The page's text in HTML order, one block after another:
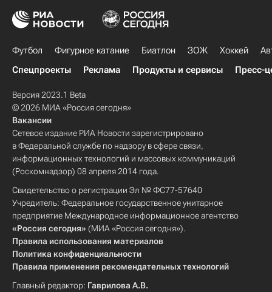
Футбол Фигурное катание Биатлон ЗОЖ Хоккей
Спецпроекты
Реклама Продукты и сервисы Пресс-
Версия 2023.1 Beta
© 2026 МИА «Россия сегодня»
Вакансии
Сетевое издание РИА Новости зарегистрировано
в Федеральной службе по надзору в сфере связи,
информационных технологий и массовых коммуникаций
(Роскомнадзор) 08 апреля 2014 года.
Свидетельство о регистрации Эл № ФС77-57640
Учредитель: Федеральное государственное унитарное
предприятие Международное информационное агентство
«Россия сегодня» (МИА «Россия сегодня»).
Правила использования материалов
Политика конфиденциальности
Правила применения рекомендательных технологий
Главный редактор: Гаврилова А.В.